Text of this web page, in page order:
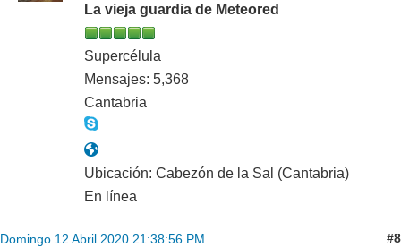
La vieja guardia de Meteored
Supercélula
Mensajes: 5,368
Cantabria
Ubicación: Cabezón de la Sal (Cantabria)
En línea
Domingo 12 Abril 2020 21:38:56 PM #8